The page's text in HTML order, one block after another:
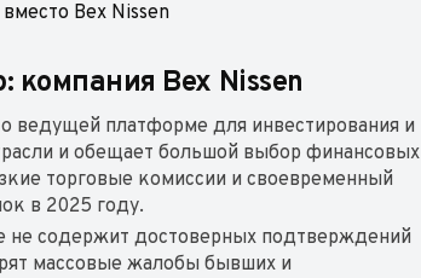
Bex Nissen
Bex Nissen
ведущей платформе для инвестирования и
и обещает большой выбор финансовых
торговые комиссии и своевременный
в 2025 году.
содержит достоверных подтверждений
массовые жалобы бывших и